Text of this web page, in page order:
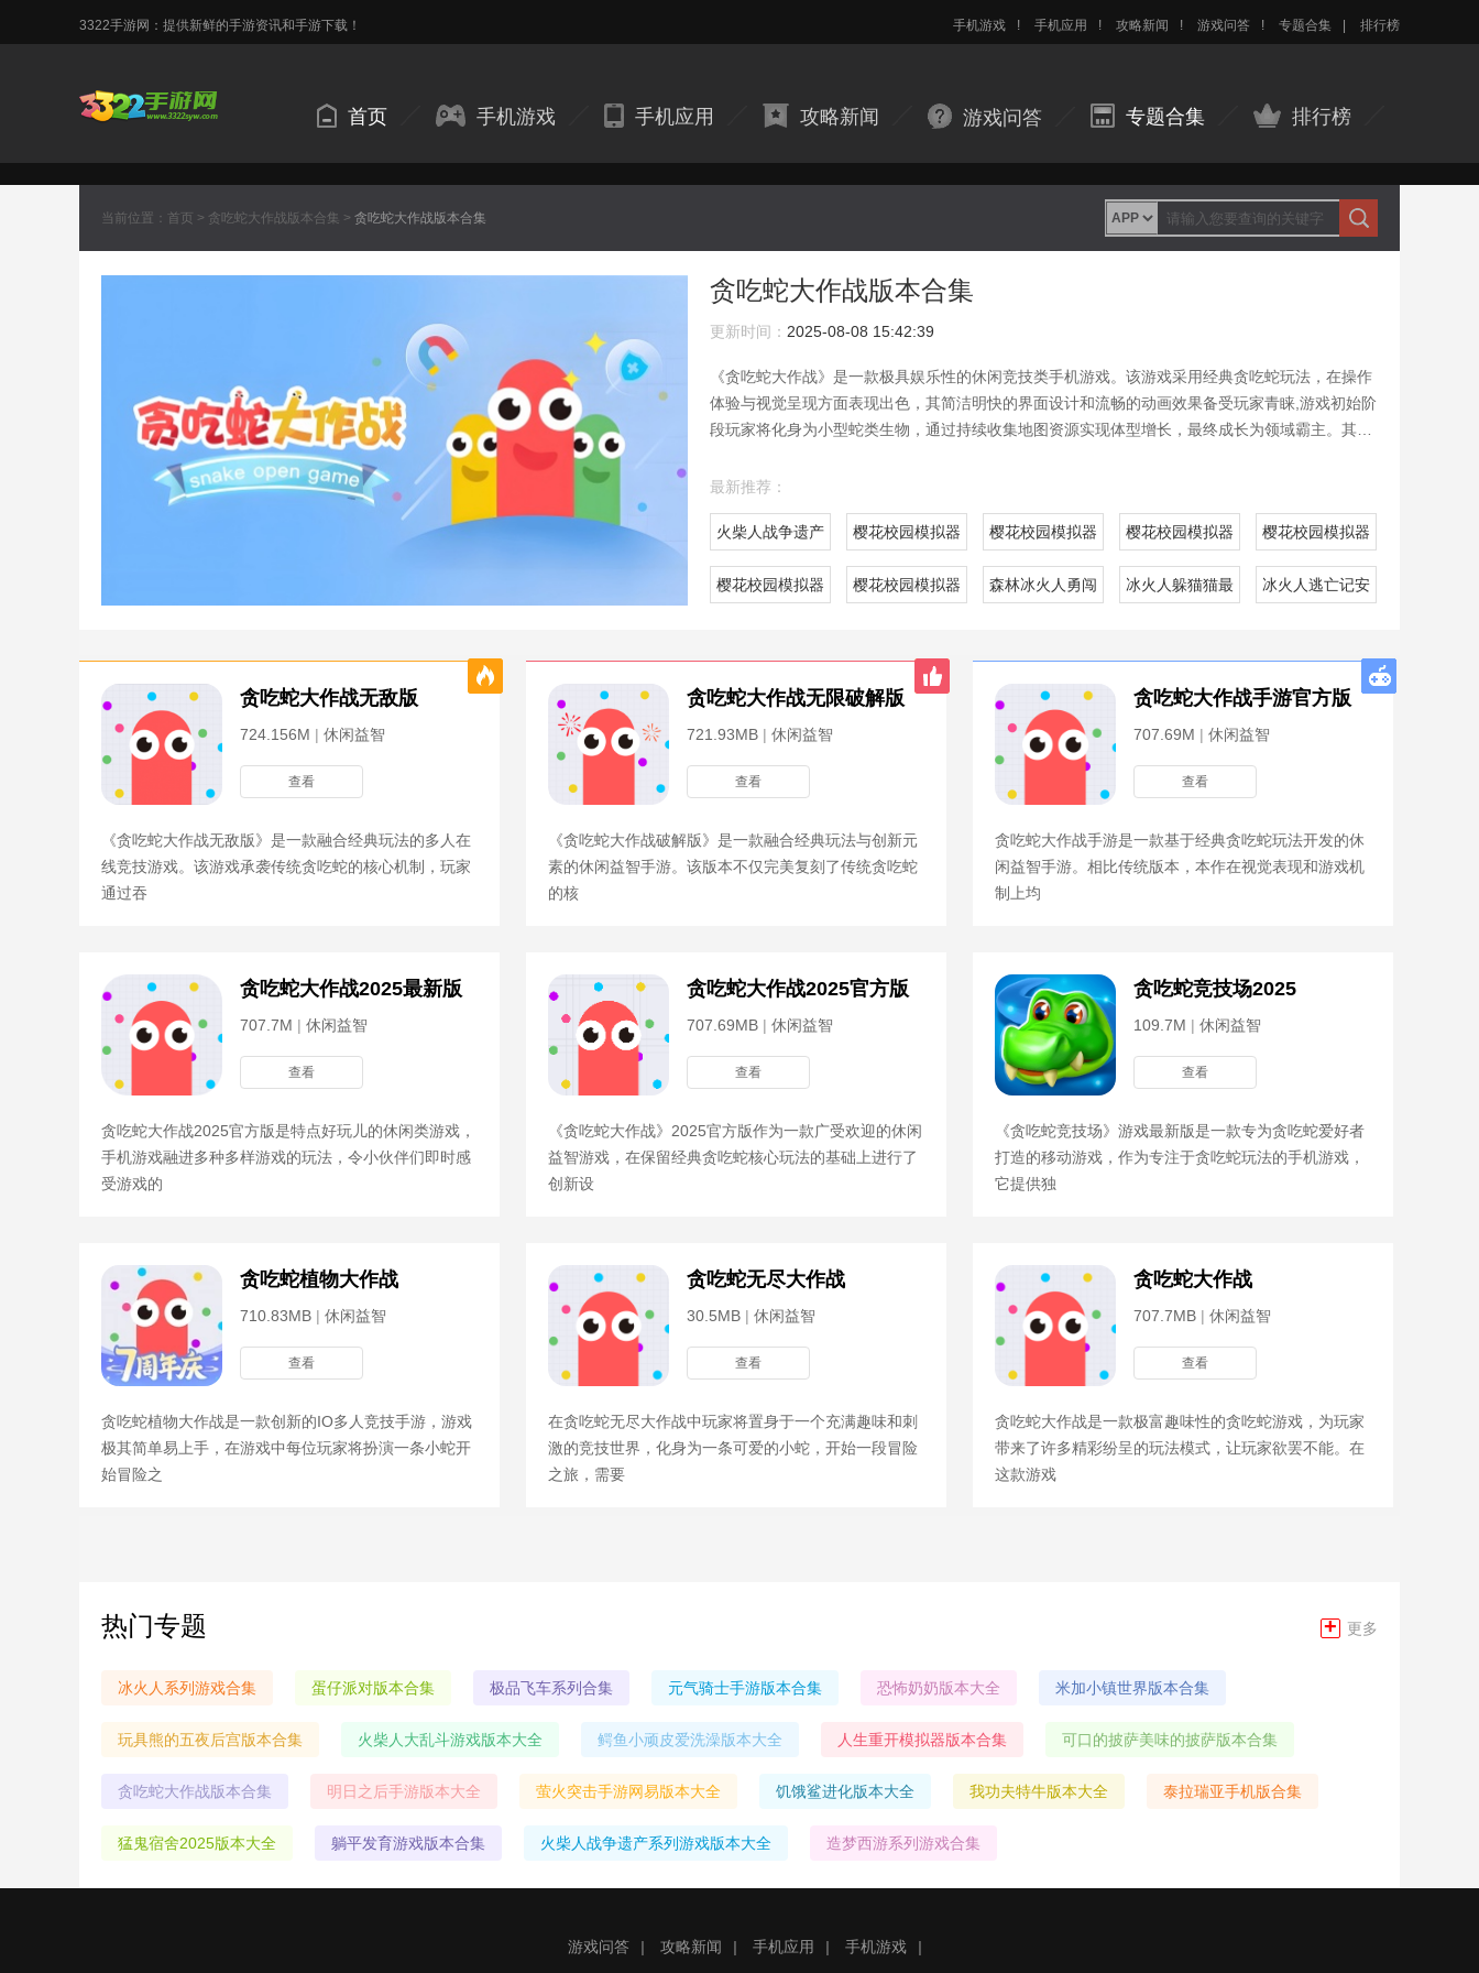
3322手游网：提供新鲜的手游资讯和手游下载！ 手机游戏 ! 手机应用 ! 攻略新闻 ! 游戏问答 ! 专题合集 排行榜
首页 手机游戏 手机应用 攻略新闻 游戏问答 专题合集 排行榜
当前位置： 首页 > 贪吃蛇大作战版本合集 > 贪吃蛇大作战版本合集
贪吃蛇大作战版本合集
更新时间： 2025-08-08 15:42:39
《贪吃蛇大作战》是一款极具娱乐性的休闲竞技类手机游戏。该游戏采用经典贪吃蛇玩法，在操作
体验与视觉呈现方面表现出色，其简洁明快的界面设计和流畅的动画效果备受玩家青睐,游戏初始阶
段玩家将化身为小型蛇类生物，通过持续收集地图资源实现体型增长，最终成长为领域霸主。其操
最新推荐：
火柴人战争遗产白骨皮肤模组官方版
樱花校园模拟器内测版樱花校园模拟器九游正版樱花校园模拟器联机正版樱花校园模拟器国际版
樱花校园模拟器内置菜单版樱花校园模拟器无限金币版森林冰火人勇闯森林神庙手机版
冰火人躲猫猫最新版冰火人逃亡记安卓版
贪吃蛇大作战无敌版
724.156M | 休闲益智
查看
《贪吃蛇大作战无敌版》是一款融合经典玩法的多人在
线竞技游戏。该游戏承袭传统贪吃蛇的核心机制，玩家
通过吞
贪吃蛇大作战无限破解版
721.93MB | 休闲益智
查看
《贪吃蛇大作战破解版》是一款融合经典玩法与创新元
素的休闲益智手游。该版本不仅完美复刻了传统贪吃蛇
的核
贪吃蛇大作战手游官方版
707.69M | 休闲益智
查看
贪吃蛇大作战手游是一款基于经典贪吃蛇玩法开发的休
闲益智手游。相比传统版本，本作在视觉表现和游戏机
制上均
贪吃蛇大作战2025最新版
707.7M | 休闲益智
查看
贪吃蛇大作战2025官方版是特点好玩儿的休闲类游戏，
手机游戏融进多种多样游戏的玩法，令小伙伴们即时感
受游戏的
贪吃蛇大作战2025官方版
707.69MB | 休闲益智
查看
《贪吃蛇大作战》2025官方版作为一款广受欢迎的休闲
益智游戏，在保留经典贪吃蛇核心玩法的基础上进行了
创新设
贪吃蛇竞技场2025
109.7M | 休闲益智
查看
《贪吃蛇竞技场》游戏最新版是一款专为贪吃蛇爱好者
打造的移动游戏，作为专注于贪吃蛇玩法的手机游戏，
它提供独
贪吃蛇植物大作战
710.83MB | 休闲益智
查看
贪吃蛇植物大作战是一款创新的IO多人竞技手游，游戏
极其简单易上手，在游戏中每位玩家将扮演一条小蛇开
始冒险之
贪吃蛇无尽大作战
30.5MB | 休闲益智
查看
在贪吃蛇无尽大作战中玩家将置身于一个充满趣味和刺
激的竞技世界，化身为一条可爱的小蛇，开始一段冒险
之旅，需要
贪吃蛇大作战
707.7MB | 休闲益智
查看
贪吃蛇大作战是一款极富趣味性的贪吃蛇游戏，为玩家
带来了许多精彩纷呈的玩法模式，让玩家欲罢不能。在
这款游戏
热门专题 + 更多
冰火人系列游戏合集 蛋仔派对版本合集 极品飞车系列合集 元气骑士手游版本合集 恐怖奶奶版本大全 米加小镇世界版本合集
玩具熊的五夜后宫版本合集 火柴人大乱斗游戏版本大全 鳄鱼小顽皮爱洗澡版本大全 人生重开模拟器版本合集 可口的披萨美味的披萨版本合集
贪吃蛇大作战版本合集 明日之后手游版本大全 萤火突击手游网易版本大全 饥饿鲨进化版本大全 我功夫特牛版本大全 泰拉瑞亚手机版合集
猛鬼宿舍2025版本大全 躺平发育游戏版本合集 火柴人战争遗产系列游戏版本大全 造梦西游系列游戏合集
游戏问答 | 攻略新闻 | 手机应用 | 手机游戏 |